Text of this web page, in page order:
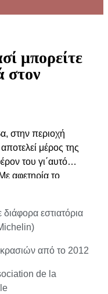
μπορείτε
στον
στην περιοχή
μέρος της
αφετηρία το
σύνθετες
αποκτώντας το
εργάστηκε ως
να συνεχίσει τις
εστιατόρια
από το 2012
de la